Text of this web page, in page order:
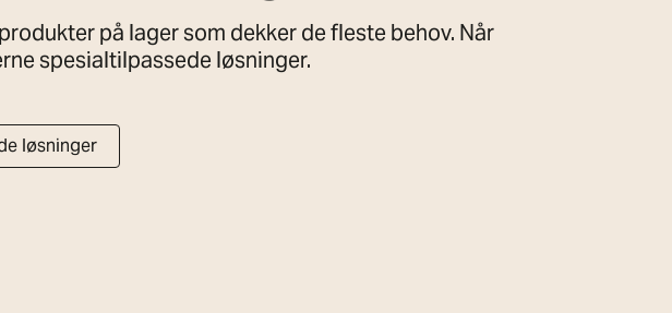
på lager som dekker de fleste behov. Når
spesialtilpassede løsninger.
løsninger